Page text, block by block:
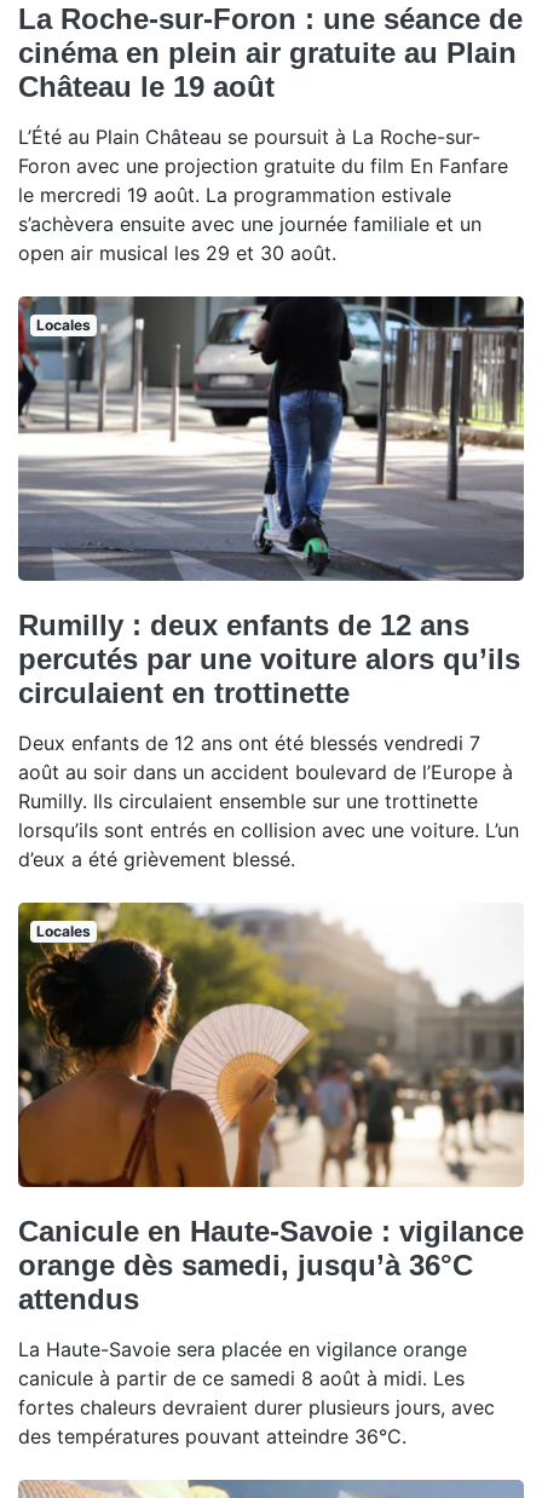
La Roche-sur-Foron : une séance de
cinéma en plein air gratuite au Plain
Château le 19 août
L’Été au Plain Château se poursuit à La Roche-sur-
Foron avec une projection gratuite du film En Fanfare
le mercredi 19 août. La programmation estivale
s’achèvera ensuite avec une journée familiale et un
open air musical les 29 et 30 août.
Locales
Rumilly : deux enfants de 12 ans
percutés par une voiture alors qu’ils
circulaient en trottinette
Deux enfants de 12 ans ont été blessés vendredi 7
août au soir dans un accident boulevard de l’Europe à
Rumilly. Ils circulaient ensemble sur une trottinette
lorsqu’ils sont entrés en collision avec une voiture. L’un
d’eux a été grièvement blessé.
Locales
Canicule en Haute-Savoie : vigilance
orange dès samedi, jusqu’à 36°C
attendus
La Haute-Savoie sera placée en vigilance orange
canicule à partir de ce samedi 8 août à midi. Les
fortes chaleurs devraient durer plusieurs jours, avec
des températures pouvant atteindre 36°C.